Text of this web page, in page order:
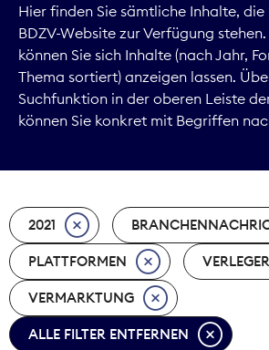
Digitales
Kommunikation
Marktdaten
Nachhaltigkeit
Nachwuchs
Nova Award
Hier finden Sie sämtliche Inhalte,
BDZV-Website zur Verfügung
können Sie sich Inhalte (nach Jahr,
Thema sortiert) anzeigen lassen.
Suchfunktion in der oberen Leiste
können Sie konkret mit Begriffen
2021
PLATTFORMEN
VERMARKTUNG
ALLE FILTER ENTFERNEN